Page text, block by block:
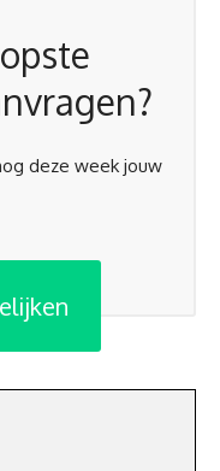
deze week jouw